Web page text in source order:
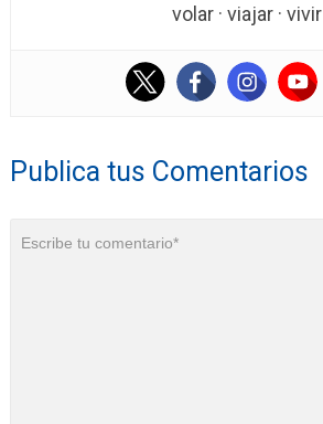
volar · viajar · vivir
Publica tus Comentarios